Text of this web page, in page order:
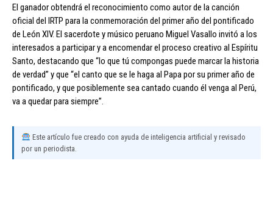
El ganador obtendrá el reconocimiento como autor de la canción
oficial del IRTP para la conmemoración del primer año del pontificado
de León XIV. El sacerdote y músico peruano Miguel Vasallo invitó a los
interesados a participar y a encomendar el proceso creativo al Espíritu
Santo, destacando que “lo que tú compongas puede marcar la historia
de verdad” y que “el canto que se le haga al Papa por su primer año de
pontificado, y que posiblemente sea cantado cuando él venga al Perú,
va a quedar para siempre”.
Este artículo fue creado con ayuda de inteligencia artificial y revisado
por un periodista.